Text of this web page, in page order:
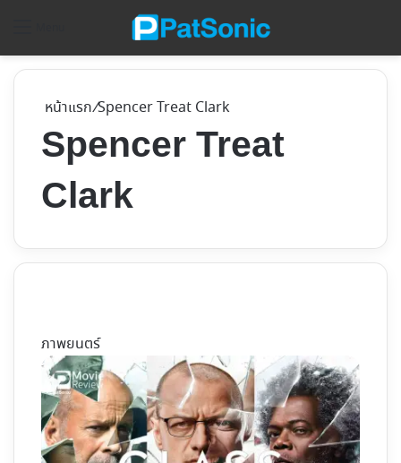
หน้าแรก/Spencer Treat Clark
Spencer Treat
Clark
ภาพยนตร์